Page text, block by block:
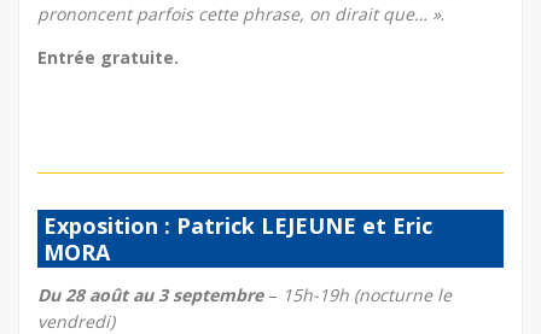
prononcent parfois cette phrase, on dirait que… ».
Entrée gratuite.
Exposition : Patrick LEJEUNE et Eric
MORA
Du 28 août au 3 septembre– 15h-19h (nocturne le
vendredi)